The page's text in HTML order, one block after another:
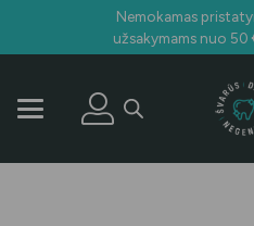
Nemokamas
užsakymams nuo